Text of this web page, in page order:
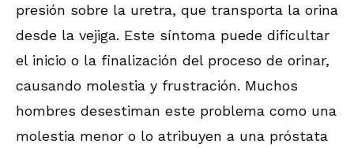
presión sobre la uretra, que transporta la orina
desde la vejiga. Este síntoma puede dificultar
el inicio o la finalización del proceso de orinar,
causando molestia y frustración. Muchos
hombres desestiman este problema como una
molestia menor o lo atribuyen a una próstata